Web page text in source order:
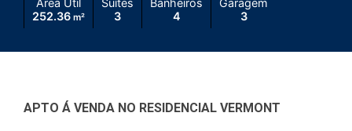
Área Útil
252.36 m²
Suítes
3
Banheiros
4
Garagem
3
APTO Á VENDA NO RESIDENCIAL VERMONT